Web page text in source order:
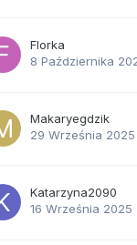
Florka
8 Października
Makaryegdzik
29 Września 2025
Katarzyna2090
16 Września 2025